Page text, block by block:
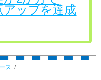
アップを達成
ス